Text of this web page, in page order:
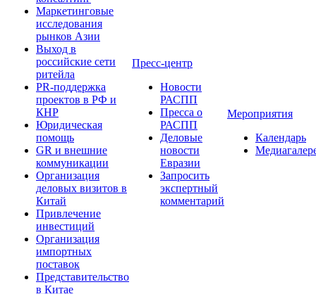
Маркетинговые
исследования
рынков Азии
Выход в
российские сети
ритейла
PR-поддержка
проектов в РФ и
КНР
Юридическая
помощь
GR и внешние
коммуникации
Организация
деловых визитов в
Китай
Привлечение
инвестиций
Организация
импортных
поставок
Представительство
в Китае
Пресс-центр
Новости
РАСПП
Пресса о
РАСПП
Деловые
новости
Евразии
Запросить
экспертный
комментарий
Мероприятия
Календарь